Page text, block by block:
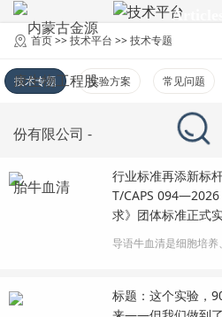
Articles
技术平台
首页>>技术平台 >>技术专题
技术专题 实验方案 常见问题
行业标准再添新标
T/CAPS
求》团体标准正式
导语牛血清是细胞培
内行业缺乏涵盖新生牛
标题：这个实验，